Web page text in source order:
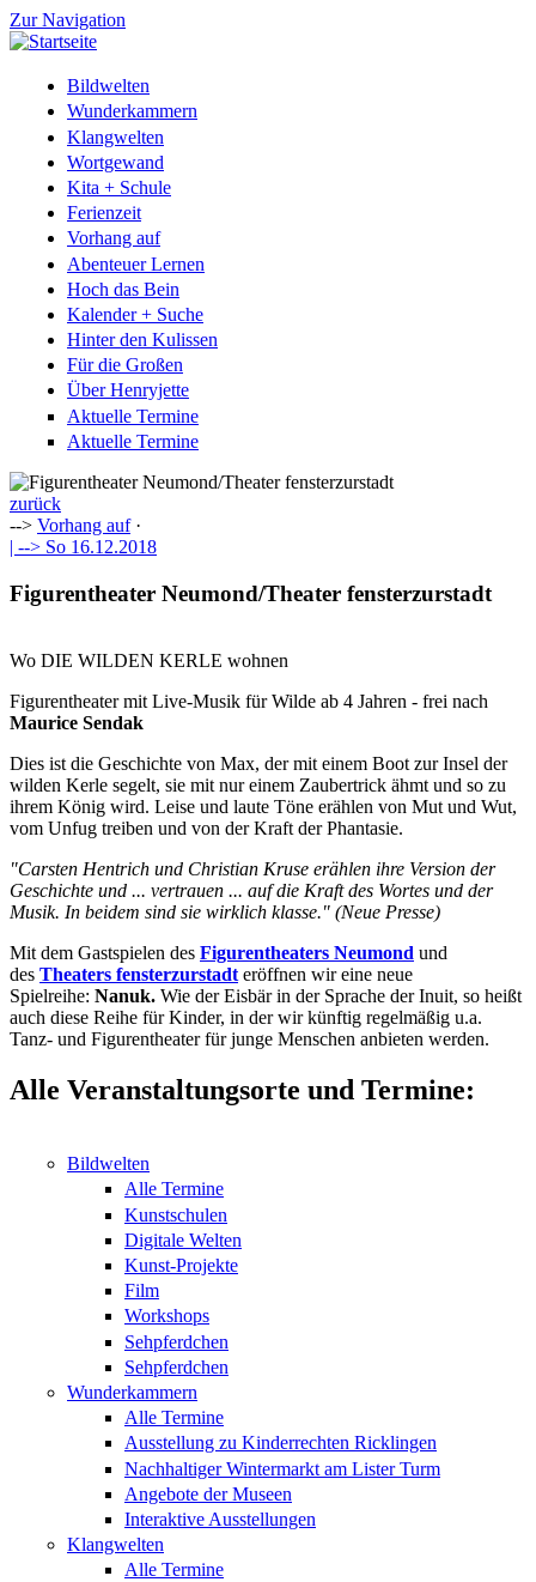
Zur Navigation
Bildwelten
Wunderkammern
Klangwelten
Wortgewand
Kita + Schule
Ferienzeit
Vorhang auf
Abenteuer Lernen
Hoch das Bein
Kalender + Suche
Hinter den Kulissen
Für die Großen
Über Henryjette
Aktuelle Termine
Aktuelle Termine
zurück
--> Vorhang auf·
| --> So 16.12.2018
Figurentheater Neumond/Theater fensterzurstadt
Wo DIE WILDEN KERLE wohnen
Figurentheater mit Live-Musik für Wilde ab 4 Jahren - frei nach
Maurice Sendak
Dies ist die Geschichte von Max, der mit einem Boot zur Insel der
wilden Kerle segelt, sie mit nur einem Zaubertrick ähmt und so zu
ihrem König wird. Leise und laute Töne erählen von Mut und Wut,
vom Unfug treiben und von der Kraft der Phantasie.
"Carsten Hentrich und Christian Kruse erählen ihre Version der
Geschichte und ... vertrauen ... auf die Kraft des Wortes und der
Musik. In beidem sind sie wirklich klasse." (Neue Presse)
Mit dem Gastspielen des Figurentheaters Neumond und
des Theaters fensterzurstadt eröffnen wir eine neue
Spielreihe: Nanuk. Wie der Eisbär in der Sprache der Inuit, so heißt
auch diese Reihe für Kinder, in der wir künftig regelmäßig u.a.
Tanz- und Figurentheater für junge Menschen anbieten werden.
Alle Veranstaltungsorte und Termine:
Bildwelten
Alle Termine
Kunstschulen
Digitale Welten
Kunst-Projekte
Film
Workshops
Sehpferdchen
Sehpferdchen
Wunderkammern
Alle Termine
Ausstellung zu Kinderrechten Ricklingen
Nachhaltiger Wintermarkt am Lister Turm
Angebote der Museen
Interaktive Ausstellungen
Klangwelten
Alle Termine